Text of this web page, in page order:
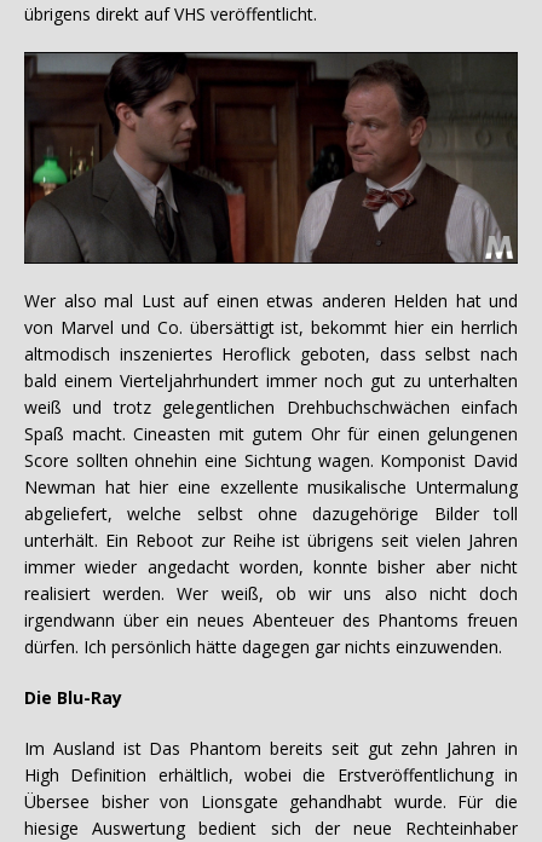
übrigens direkt auf VHS veröffentlicht.
Wer also mal Lust auf einen etwas anderen Helden hat und
von Marvel und Co. übersättigt ist, bekommt hier ein herrlich
altmodisch inszeniertes Heroflick geboten, dass selbst nach
bald einem Vierteljahrhundert immer noch gut zu unterhalten
weiß und trotz gelegentlichen Drehbuchschwächen einfach
Spaß macht. Cineasten mit gutem Ohr für einen gelungenen
Score sollten ohnehin eine Sichtung wagen. Komponist David
Newman hat hier eine exzellente musikalische Untermalung
abgeliefert, welche selbst ohne dazugehörige Bilder toll
unterhält. Ein Reboot zur Reihe ist übrigens seit vielen Jahren
immer wieder angedacht worden, konnte bisher aber nicht
realisiert werden. Wer weiß, ob wir uns also nicht doch
irgendwann über ein neues Abenteuer des Phantoms freuen
dürfen. Ich persönlich hätte dagegen gar nichts einzuwenden.
Die Blu-Ray
Im Ausland ist Das Phantom bereits seit gut zehn Jahren in
High Definition erhältlich, wobei die Erstveröffentlichung in
Übersee bisher von Lionsgate gehandhabt wurde. Für die
hiesige Auswertung bedient sich der neue Rechteinhaber